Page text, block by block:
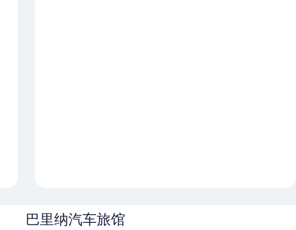
巴里纳汽车旅馆